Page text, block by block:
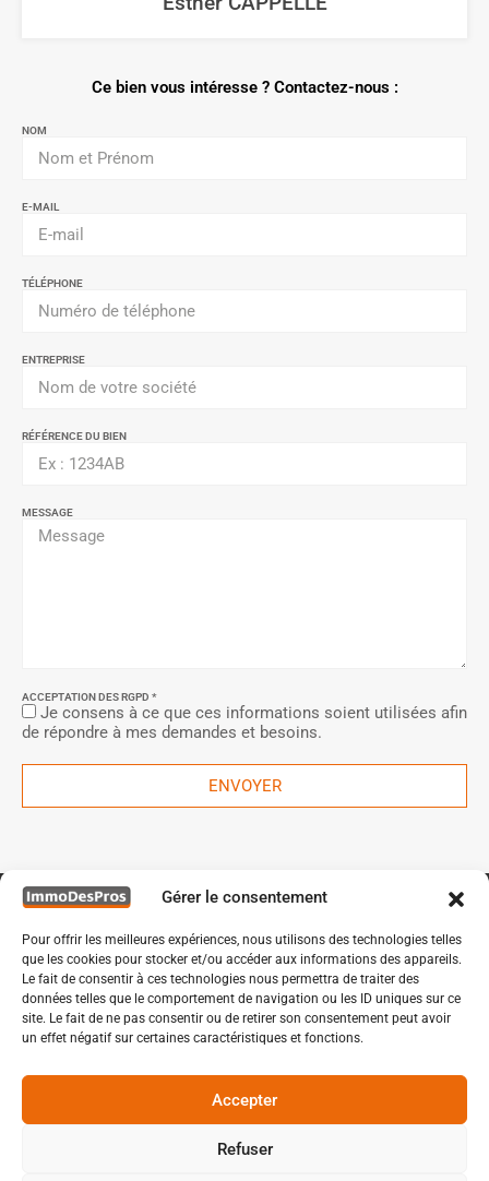
Gérer le consentement
Pour offrir les meilleures expériences, nous utilisons des technologies telles
que les cookies pour stocker et/ou accéder aux informations des appareils.
Le fait de consentir à ces technologies nous permettra de traiter des
données telles que le comportement de navigation ou les ID uniques sur ce
site. Le fait de ne pas consentir ou de retirer son consentement peut avoir
un effet négatif sur certaines caractéristiques et fonctions.
Accepter
Refuser
Ce bien vous intéresse ? Contactez-nous :
NOM
E-MAIL
TÉLÉPHONE
ENTREPRISE
RÉFÉRENCE DU BIEN
MESSAGE
ACCEPTATION DES RGPD *
Je consens à ce que ces informations soient utilisées afin
de répondre à mes demandes et besoins.
ENVOYER
ROND POINT DES RAVENNES A BONDUES
© 2021 IMMODESPROS - TOUS DROITS RESERVES -